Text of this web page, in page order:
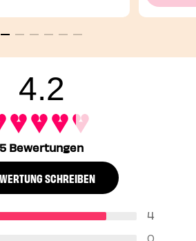
4.2
5 Bewertungen
SCHREIBEN
4
0